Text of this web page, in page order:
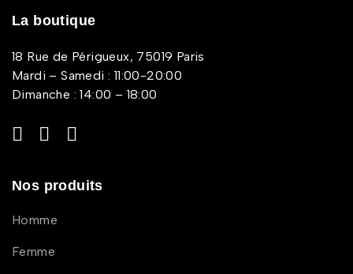
La boutique
18 Rue de Périgueux, 75019 Paris
Mardi – Samedi : 11:00-20:00
Dimanche : 14:00 – 18:00
Nos produits
Homme
Femme